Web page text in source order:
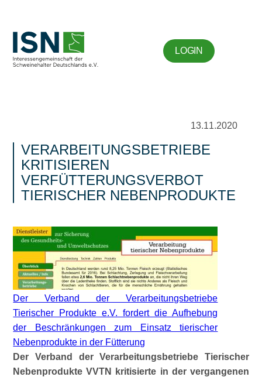
LOGIN
13.11.2020
VERARBEITUNGSBETRIEBE
KRITISIEREN
VERFÜTTERUNGSVERBOT
TIERISCHER NEBENPRODUKTE
Der Verband der Verarbeitungsbetriebe
Tierischer Produkte e.V. fordert die Aufhebung
der Beschränkungen zum Einsatz tierischer
Nebenprodukte in der Fütterung
Der Verband der Verarbeitungsbetriebe Tierischer
Nebenprodukte VVTN kritisierte in der vergangenen